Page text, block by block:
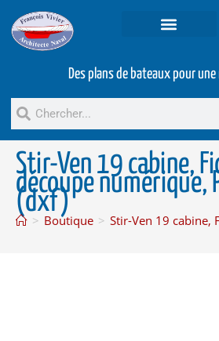
Des plans de bateaux pour
Stir-Ven 19 cabine,
découpe numérique,
(dxf)
> Boutique > Stir-Ven 19 cabine,